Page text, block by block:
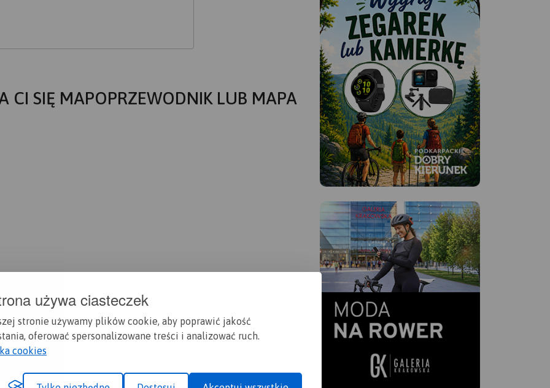
używa ciasteczek
stronie używamy plików cookie, aby poprawić jakość
oferować spersonalizowane treści i analizować ruch.
cookies
CI SIĘ MAPOPRZEWODNIK LUB MAPA